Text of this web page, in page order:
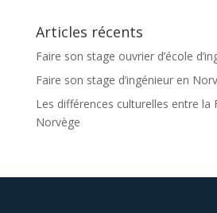
Articles récents
Faire son stage ouvrier d’école
Faire son stage d’ingénieur en
Les différences culturelles entre la
Norvège